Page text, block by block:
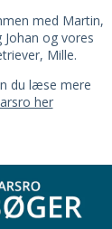
med Martin,
Johan og vores
Mille.
du læse mere
her